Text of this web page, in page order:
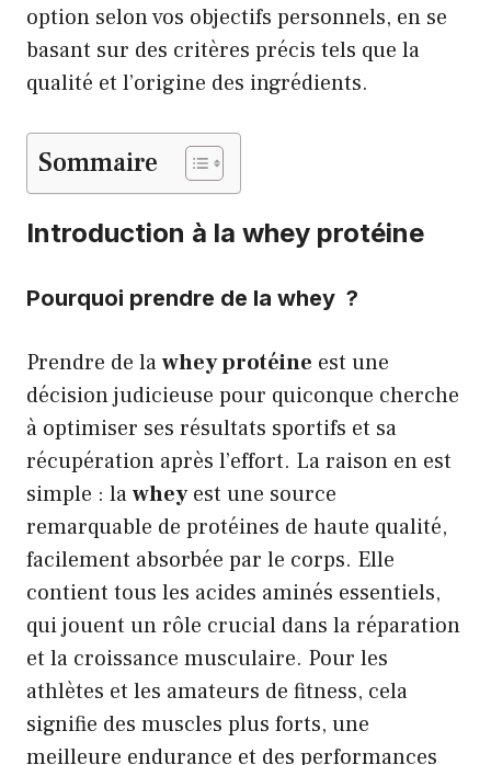
option selon vos objectifs personnels, en se
basant sur des critères précis tels que la
qualité et l’origine des ingrédients.
Sommaire
Introduction à la whey protéine
Pourquoi prendre de la whey ?
Prendre de lawhey protéine est une
décision judicieuse pour quiconque cherche
à optimiser ses résultats sportifs et sa
récupération après l’effort. La raison en est
simple : lawheyest une source
remarquable de protéines de haute qualité,
facilement absorbée par le corps. Elle
contient tous les acides aminés essentiels,
qui jouent un rôle crucial dans la réparation
et la croissance musculaire. Pour les
athlètes et les amateurs de fitness, cela
signifie des muscles plus forts, une
meilleure endurance et des performances